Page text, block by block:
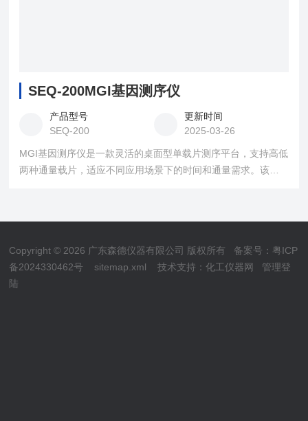
SEQ-200MGI基因测序仪
产品型号
SEQ-200
更新时间
2025-03-26
MGI基因测序仪是一款灵活的桌面型单载片测序平台，支持高低
两种通量载片，适应不同应用场景下的时间和通量需求。该设
向捕获、RNA测序等，且已获得多项国际认证。
Copyright © 2026 广东森德仪器有限公司 版权所有 备案号：粤ICP
备2024330462号
sitemap.xml 技术支持：化工仪器网
管理登
陆